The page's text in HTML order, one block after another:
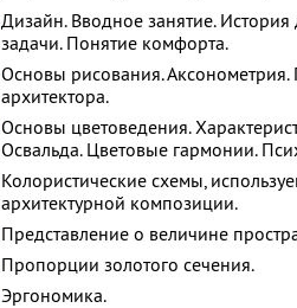
Дизайн. Вводное занятие.
задачи. Понятие комфорта.
Основы рисования.
архитектора.
Основы цветоведения.
Освальда. Цветовые гармонии.
Колористические схемы,
архитектурной композиции.
Представление о величине
Пропорции золотого сечения.
Эргономика.